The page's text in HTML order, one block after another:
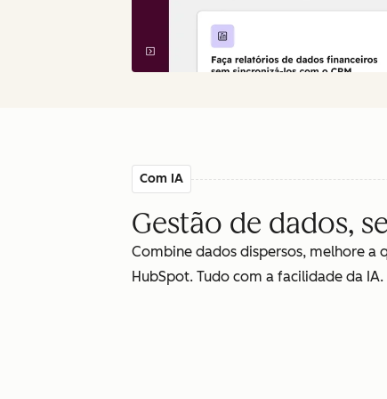
Com IA
Gestão de dados,
Combine dados dispersos, melhore
HubSpot. Tudo com a facilidade da IA.